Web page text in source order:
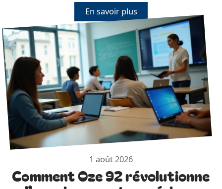
En savoir plus
1 août 2026
Comment Oze 92 révolutionne